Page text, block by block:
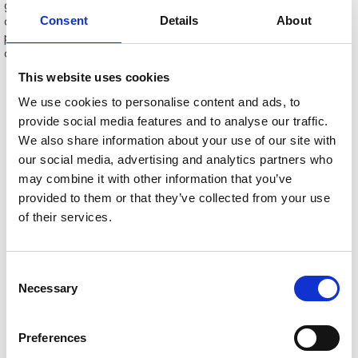
Consent Details About
This website uses cookies
We use cookies to personalise content and ads, to
provide social media features and to analyse our traffic.
We also share information about your use of our site with
our social media, advertising and analytics partners who
may combine it with other information that you’ve
provided to them or that they’ve collected from your use
of their services.
Selection
Necessary
Preferences
ganger og skiller på ulike folkemengder. Sensorene bruker
altså ikke optikk (ansiktgjennkjenning) for registrering av
passeringer og problematikken rundt utplasserte kameraer i
offentlige soner unngås.